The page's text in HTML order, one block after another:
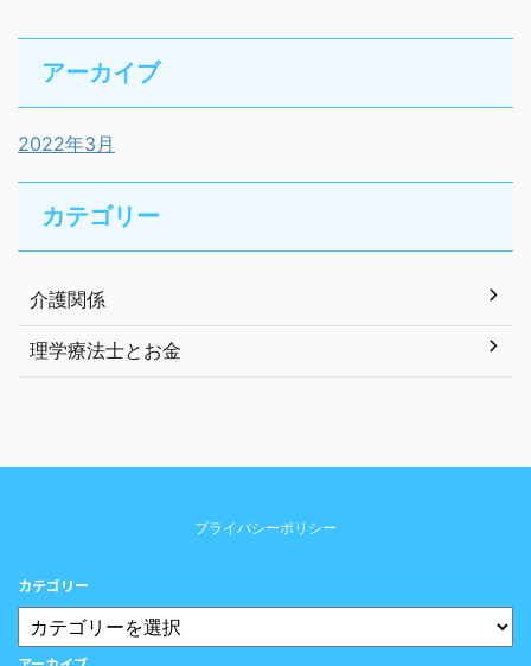
アーカイブ
2022年3月
カテゴリー
介護関係
理学療法士とお金
プライバシーポリシー
カテゴリー